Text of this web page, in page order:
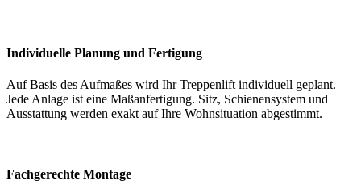
Individuelle Planung und Fertigung
Auf Basis des Aufmaßes wird Ihr Treppenlift individuell geplant.
Jede Anlage ist eine Maßanfertigung. Sitz, Schienensystem und
Ausstattung werden exakt auf Ihre Wohnsituation abgestimmt.
Fachgerechte Montage